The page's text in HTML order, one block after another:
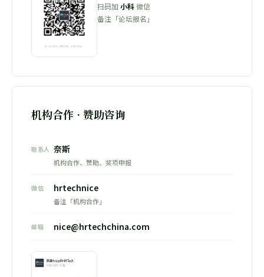
扫码加 小科微信
备注「论坛报名」
机构合作 · 赞助咨询
联系人 奈斯
机构合作、赞助、奖项申报
微信 hrtechnice
备注「机构合作」
邮箱 nice@hrtechchina.com